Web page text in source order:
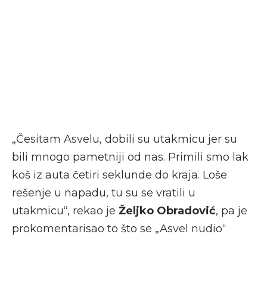
„Česitam Asvelu, dobili su utakmicu jer su
bili mnogo pametniji od nas. Primili smo lak
koš iz auta četiri seklunde do kraja. Loše
rešenje u napadu, tu su se vratili u
utakmicu“, rekao je Željko Obradović, pa je
prokomentarisao to što se „Asvel nudio“